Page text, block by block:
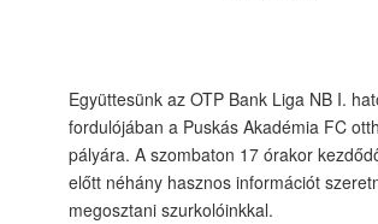
Együttesünk az OTP Bank Liga NB I.
fordulójában a Puskás Akadémia FC
pályára. A szombaton 17 órakor
előtt néhány hasznos információt
megosztani szurkolóinkkal.